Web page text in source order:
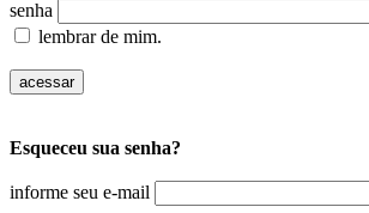
senha
lembrar de mim.
Esqueceu sua senha?
informe seu e-mail